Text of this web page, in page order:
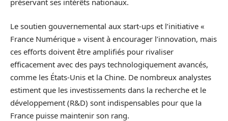
Le soutien gouvernemental aux start-ups et l’initiative «
France Numérique » visent à encourager l’innovation, mais
ces efforts doivent être amplifiés pour rivaliser
efficacement avec des pays technologiquement avancés,
comme les États-Unis et la Chine. De nombreux analystes
estiment que les investissements dans la recherche et le
développement (R&D) sont indispensables pour que la
France puisse maintenir son rang.